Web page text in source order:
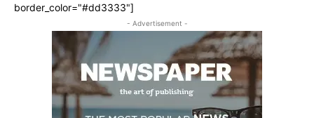
border_color="#dd3333"]
- Advertisement -